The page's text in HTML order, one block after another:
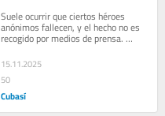
Suele ocurrir que ciertos héroes
anónimos fallecen, y el hecho no es
recogido por medios de prensa.
Hasta en su muerte mantienen ese
anonimato, ese...
15.11.2025
50
Cubasí